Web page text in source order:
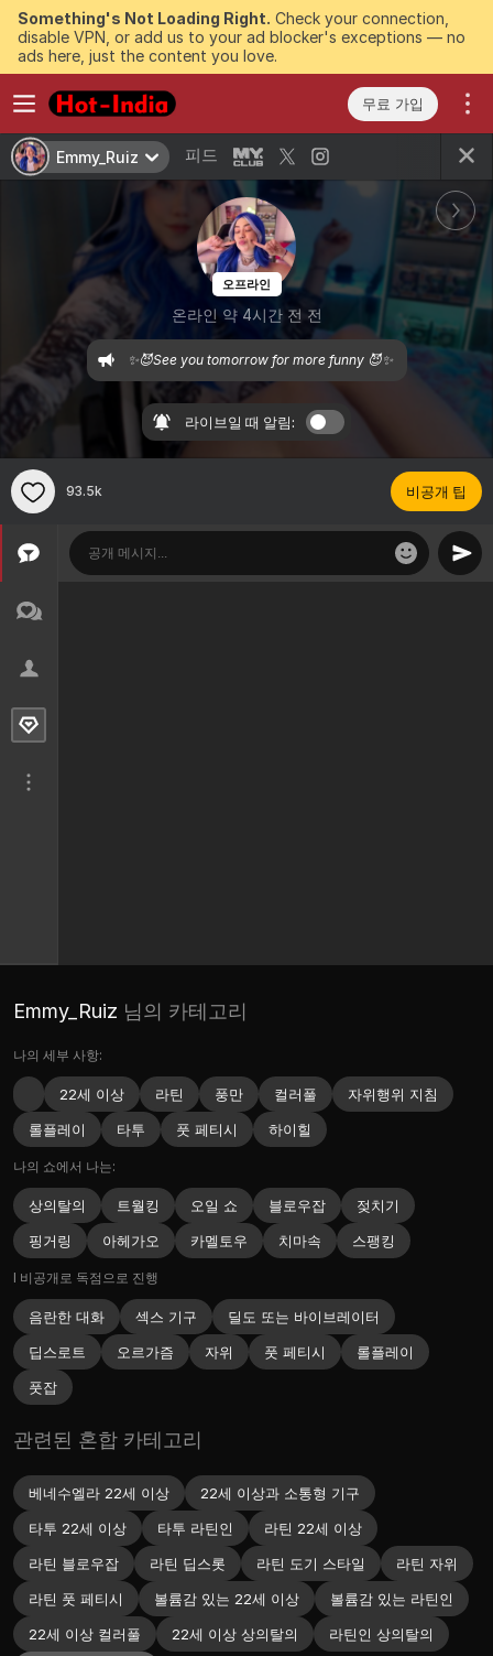
Something's Not Loading Right. Check your connection,
disable VPN, or add us to your ad blocker's exceptions — no
ads here, just the content you love.
무료 가입
Emmy_Ruiz 피드
오프라인
온라인 약 4시간 전 전
✨😈See you tomorrow for more funny 😈✨
라이브일 때 알림:
93.5k 비공개 팁
Emmy_Ruiz 님의 카테고리
나의 세부 사항:
22세 이상 라틴 풍만 컬러풀
자위행위 지침
롤플레이
타투 풋 페티시 하이힐
나의 쇼에서 나는:
상의탈의 트월킹 오일 쇼 블로우잡
젖치기
핑거링
아헤가오 카멜토우 치마속 스팽킹
I 비공개로 독점으로 진행
음란한 대화 섹스 기구
딜도 또는 바이브레이터
딥스로트
오르가즘 자위 풋 페티시
롤플레이
풋잡
관련된 혼합 카테고리
베네수엘라 22세 이상
22세 이상과 소통형 기구
타투 22세 이상
타투 라틴인
라틴 22세 이상
라틴 블로우잡
라틴 딥스롯 라틴 도기 스타일
라틴 자위
라틴 풋 페티시
볼륨감 있는 22세 이상
볼륨감 있는 라틴인
22세 이상 컬러풀
22세 이상 상의탈의
라틴인 상의탈의